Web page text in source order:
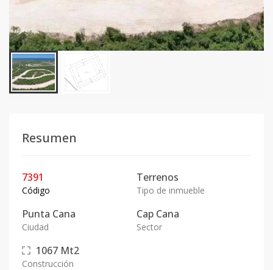
Resumen
7391
Código
Terrenos
Tipo de inmueble
Punta Cana
Ciudad
Cap Cana
Sector
1067 Mt2
Construcción